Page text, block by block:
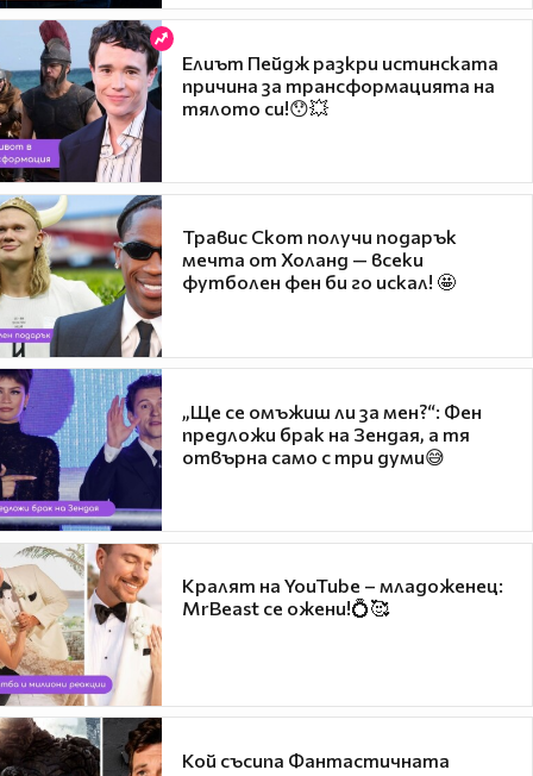
Елиът Пейдж разкри истинската
причина за трансформацията на
тялото си!😯💥
Травис Скот получи подарък
мечта от Холанд — всеки
футболен фен би го искал! 🤩
„Ще се омъжиш ли за мен?“: Фен
предложи брак на Зендая, а тя
отвърна само с три думи😅
Кралят на YouTube – младоженец:
MrBeast се ожени!💍🥰
Кой съсипа Фантастичната